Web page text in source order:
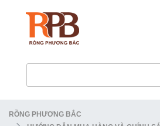
RỒNG PHƯƠNG BẮC